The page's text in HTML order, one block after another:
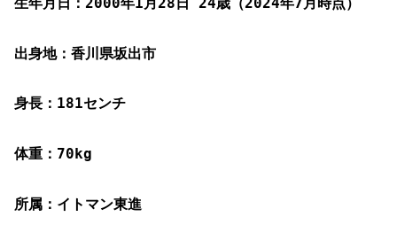
出身地：香川県坂出市
身長：181センチ
体重：70kg
所属：イトマン東進